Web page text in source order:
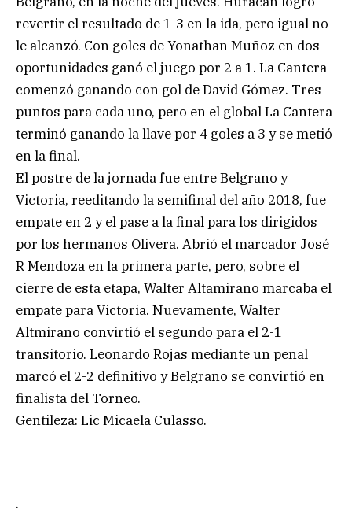
revertir el resultado de 1-3 en la ida, pero igual no
le alcanzó. Con goles de Yonathan Muñoz en dos
oportunidades ganó el juego por 2 a 1. La Cantera
comenzó ganando con gol de David Gómez. Tres
puntos para cada uno, pero en el global La Cantera
terminó ganando la llave por 4 goles a 3 y se metió
en la final.
El postre de la jornada fue entre Belgrano y
Victoria, reeditando la semifinal del año 2018, fue
empate en 2 y el pase a la final para los dirigidos
por los hermanos Olivera. Abrió el marcador José
R Mendoza en la primera parte, pero, sobre el
cierre de esta etapa, Walter Altamirano marcaba el
empate para Victoria. Nuevamente, Walter
Altmirano convirtió el segundo para el 2-1
transitorio. Leonardo Rojas mediante un penal
marcó el 2-2 definitivo y Belgrano se convirtió en
finalista del Torneo.
Gentileza: Lic Micaela Culasso.
.